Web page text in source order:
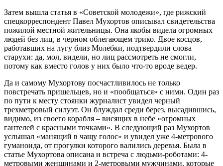
Затем вышла статья в «Советской молодежи», где рижский
спецкорреспондент Павел Мухортов описывал свидетельства
пожилой местной жительницы. Она якобы видела огромных
людей без лиц, в черном облегающем трико. Двое косцов,
работавших на лугу близ Молебки, подтвердили слова
старухи: да, мол, видели, но лиц рассмотреть не смогли,
потому как вместо голов у них было что-то вроде ведер.
Да и самому Мухортову посчастливилось не только
повстречать пришельцев, но и «пообщаться» с ними. Один раз
по пути к месту стоянки журналист увидел черный
трехметровый силуэт. Он блуждал среди берез, высадившись,
видимо, из своего корабля – висящих в небе «огромных
гантелей с красными точками». В следующий раз Мухортов
услышал «манящий в чащу голос» и увидел уже 4-метрового
гуманоида, от прогулки которого валились деревья. Была в
статье Мухортова описана и встреча с людьми-роботами: 4-
метровыми женщинами и 2-метровыми мужчинами, которые